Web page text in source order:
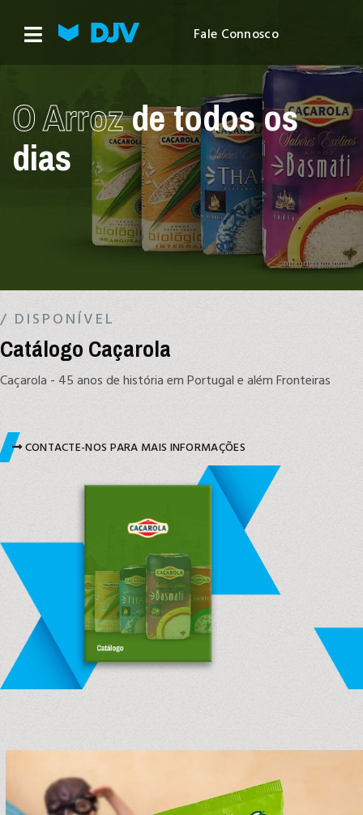
Fale Connosco
O Arrozde todos os
dias
/ DISPONÍVEL
Catálogo Caçarola
Caçarola - 45 anos de história em Portugal e além Fronteiras
CONTACTE-NOS PARA MAIS INFORMAÇÕES